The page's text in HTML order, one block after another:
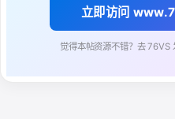
立即访问
觉得本帖资源不错？去 76VS